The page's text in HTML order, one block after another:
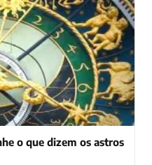
o que dizem os astros